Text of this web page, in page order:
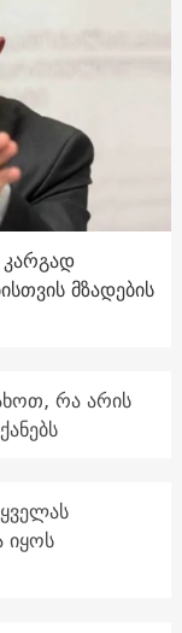
მზადების
რა არის
იყოს